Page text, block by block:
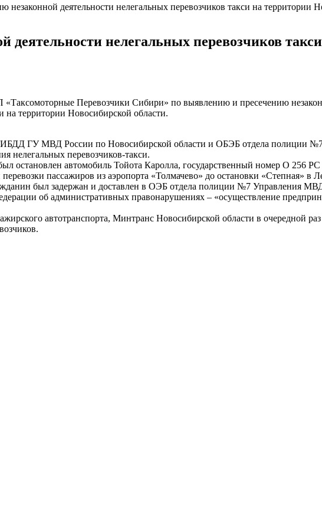
незаконной деятельности нелегальных перевозчиков такси на территории
деятельности нелегальных перевозчиков
Перевозчики Сибири» по выявлению и пресечению
на территории Новосибирской области.
ГУ МВД России по Новосибирской области и ОБЭБ отдела полиции
нелегальных перевозчиков-такси.
остановлен автомобиль Тойота Каролла, государственный номер О 256
пассажиров из аэропорта «Толмачево» до остановки «Степная» в
был задержан и доставлен в ОЭБ отдела полиции №7 Управления
об административных правонарушениях – «осуществление
автотранспорта, Минтранс Новосибирской области в очередной